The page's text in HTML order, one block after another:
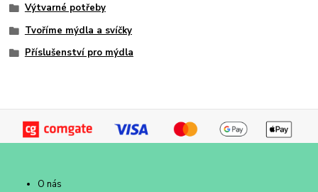
Výtvarné potřeby
Tvoříme mýdla a svíčky
Příslušenství pro mýdla
O nás